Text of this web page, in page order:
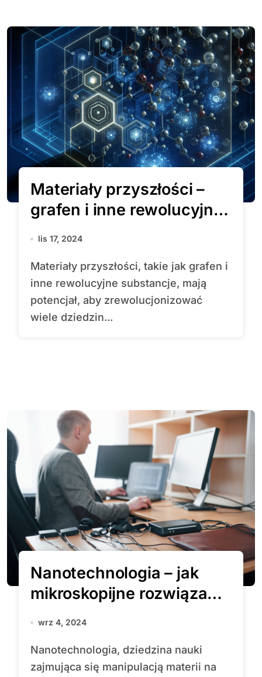
Materiały przyszłości –
grafen i inne rewolucyjne
substancje
lis 17, 2024
Materiały przyszłości, takie jak grafen i
inne rewolucyjne substancje, mają
potencjał, aby zrewolucjonizować
wiele dziedzin...
Nanotechnologia – jak
mikroskopijne rozwiązania
wpływają na nasze życie?
wrz 4, 2024
Nanotechnologia, dziedzina nauki
zajmująca się manipulacją materii na